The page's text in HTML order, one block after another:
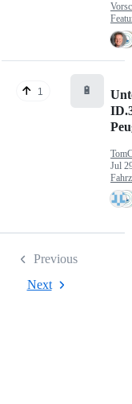
1 🔋
Jul
Previous
Next